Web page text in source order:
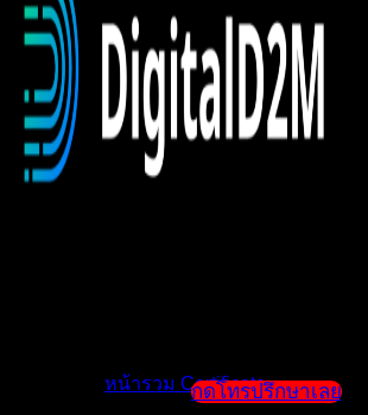
หน้ารวม Certificateกดโทรปรึกษาเลย